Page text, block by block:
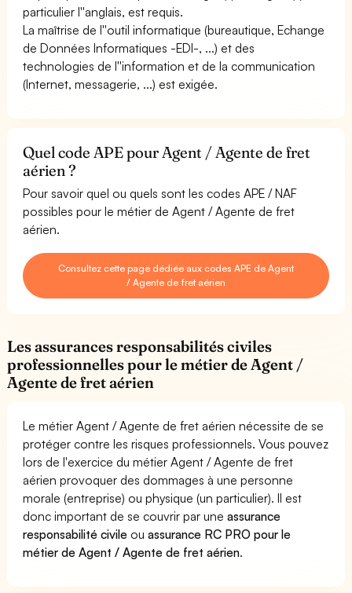
particulier l''anglais, est requis.
La maîtrise de l''outil informatique (bureautique, Echange
de Données Informatiques -EDI-, ...) et des
technologies de l''information et de la communication
(Internet, messagerie, ...) est exigée.
Quel code APE pour Agent / Agente de fret
aérien ?
Pour savoir quel ou quels sont les codes APE / NAF
possibles pour le métier de Agent / Agente de fret
aérien.
Consultez cette page dédiée aux codes APE de Agent
/ Agente de fret aérien
Les assurances responsabilités civiles
professionnelles pour le métier de Agent /
Agente de fret aérien
Le métier Agent / Agente de fret aérien nécessite de se
protéger contre les risques professionnels. Vous pouvez
lors de l'exercice du métier Agent / Agente de fret
aérien provoquer des dommages à une personne
morale (entreprise) ou physique (un particulier). Il est
donc important de se couvrir par uneassurance
responsabilité civile ouassurance RC PRO pour le
métier de Agent / Agente de fret aérien.